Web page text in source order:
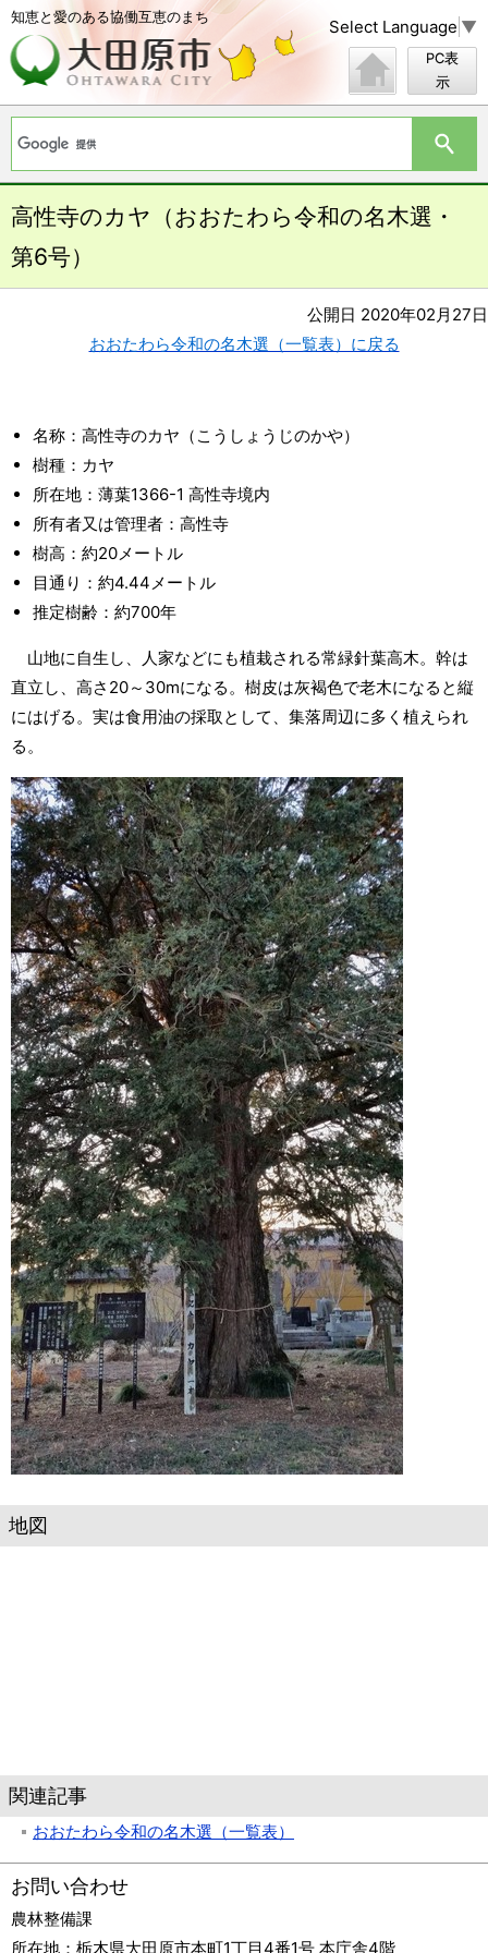
知恵と愛のある協働互恵のまち Select Language ▼
PC表
示
高性寺のカヤ（おおたわら令和の名木選・
第6号）
公開日 2020年02月27日
おおたわら令和の名木選（一覧表）に戻る
名称：高性寺のカヤ（こうしょうじのかや）
樹種：カヤ
所在地：薄葉1366-1 高性寺境内
所有者又は管理者：高性寺
樹高：約20メートル
目通り：約4.44メートル
推定樹齢：約700年
山地に自生し、人家などにも植栽される常緑針葉高木。幹は
直立し、高さ20～30mになる。樹皮は灰褐色で老木になると縦
にはげる。実は食用油の採取として、集落周辺に多く植えられ
る。
地図
関連記事
おおたわら令和の名木選（一覧表）
お問い合わせ
農林整備課
所在地： 栃木県大田原市本町1丁目4番1号 本庁舎4階